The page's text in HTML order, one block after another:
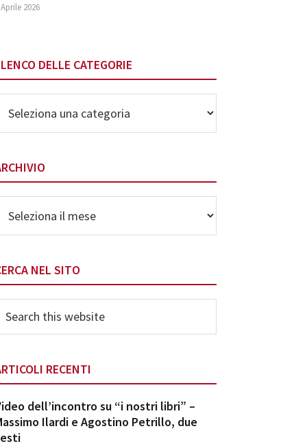
2026
DELLE CATEGORIE
delle
NEL SITO
this
RECENTI
dell’incontro su “i nostri libri” –
Ilardi e Agostino Petrillo, due